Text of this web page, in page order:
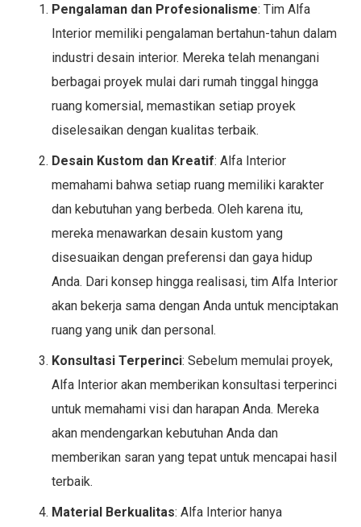
Pengalaman dan Profesionalisme: Tim Alfa
Interior memiliki pengalaman bertahun-tahun dalam
industri desain interior. Mereka telah menangani
berbagai proyek mulai dari rumah tinggal hingga
ruang komersial, memastikan setiap proyek
diselesaikan dengan kualitas terbaik.
Desain Kustom dan Kreatif: Alfa Interior
memahami bahwa setiap ruang memiliki karakter
dan kebutuhan yang berbeda. Oleh karena itu,
mereka menawarkan desain kustom yang
disesuaikan dengan preferensi dan gaya hidup
Anda. Dari konsep hingga realisasi, tim Alfa Interior
akan bekerja sama dengan Anda untuk menciptakan
ruang yang unik dan personal.
Konsultasi Terperinci: Sebelum memulai proyek,
Alfa Interior akan memberikan konsultasi terperinci
untuk memahami visi dan harapan Anda. Mereka
akan mendengarkan kebutuhan Anda dan
memberikan saran yang tepat untuk mencapai hasil
terbaik.
Material Berkualitas: Alfa Interior hanya